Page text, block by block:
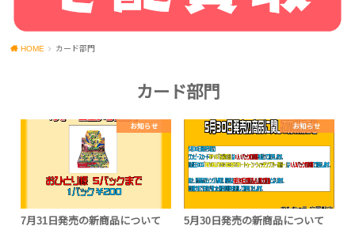
HOME カード部門
カード部門
お知らせ
7月31日発売の新商品について
お知らせ
5月30日発売の新商品について